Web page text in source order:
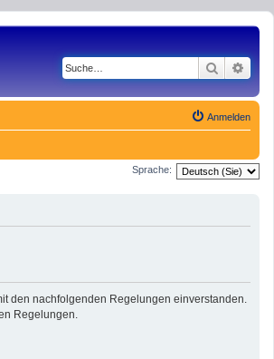
Suche
Anmelden
Sprache:
den nachfolgenden Regelungen einverstanden.
Regelungen.